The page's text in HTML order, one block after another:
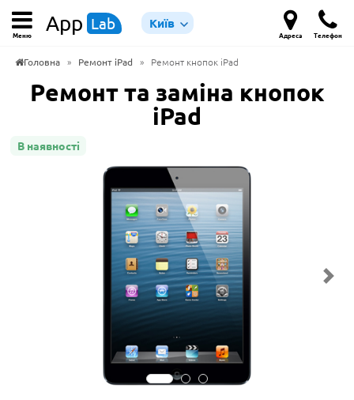
Меню App Lab Київ
Адреса Телефон
Головна » Ремонт iPad » Ремонт кнопок iPad
Ремонт та заміна кнопок
iPad
В наявності